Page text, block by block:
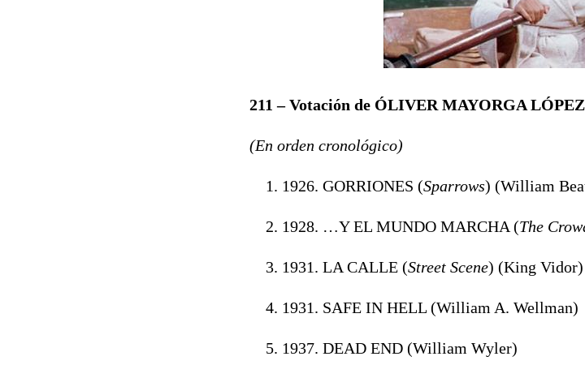
211 – Votación de ÓLIVER MAYORGA
(En orden cronológico)
1926. GORRIONES (Sparrows) (William
1928. …Y EL MUNDO MARCHA (The
1931. LA CALLE (Street Scene) (King Vidor)
1931. SAFE IN HELL (William A. Wellman)
1937. DEAD END (William Wyler)